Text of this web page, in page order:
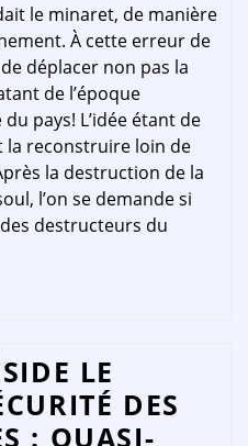
le minaret, de manière
À cette erreur de
déplacer non pas la
de l’époque
pays! L’idée étant de
reconstruire loin de
la destruction de la
l’on se demande si
destructeurs du
LE
DES
: QUASI-